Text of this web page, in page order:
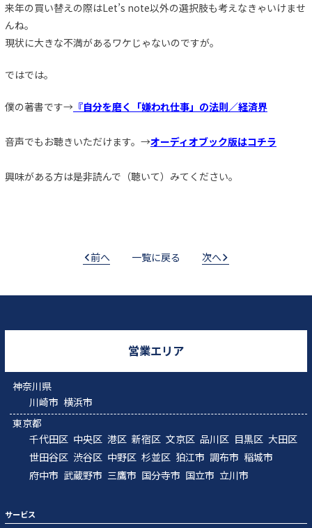
来年の買い替えの際はLet’s note以外の選択肢も考えなきゃいけませ
んね。
現状に大きな不満があるワケじゃないのですが。
ではでは。
僕の著書です→ 『自分を磨く「嫌われ仕事」の法則／経済界
音声でもお聴きいただけます。→オーディオブック版はコチラ
興味がある方は是非読んで（聴いて）みてください。
前へ 一覧に戻る 次へ
営業エリア
神奈川県
川崎市 横浜市
東京都
千代田区 中央区 港区 新宿区 文京区 品川区 目黒区 大田区
世田谷区 渋谷区 中野区 杉並区 狛江市 調布市 稲城市
府中市 武蔵野市 三鷹市 国分寺市 国立市 立川市
サービス